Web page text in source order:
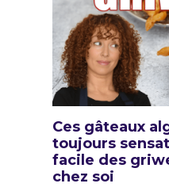
Ces gâteaux
toujours
facile des
chez soi